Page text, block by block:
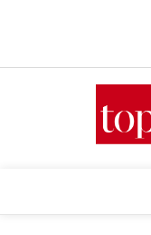
Verkaufsstellen